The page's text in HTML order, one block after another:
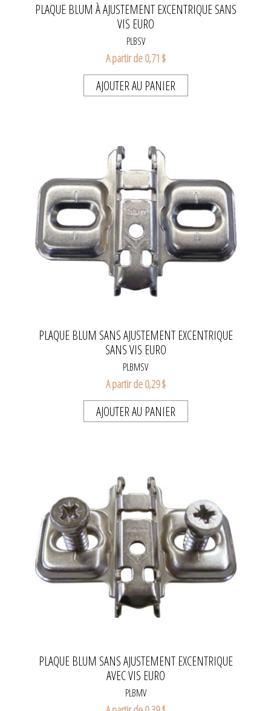
PLAQUE BLUM À AJUSTEMENT EXCENTRIQUE SANS
VIS EURO
PLBSV
A partir de 0,71 $
AJOUTER AU PANIER
PLAQUE BLUM SANS AJUSTEMENT EXCENTRIQUE
SANS VIS EURO
PLBMSV
A partir de 0,29 $
AJOUTER AU PANIER
PLAQUE BLUM SANS AJUSTEMENT EXCENTRIQUE
AVEC VIS EURO
PLBMV